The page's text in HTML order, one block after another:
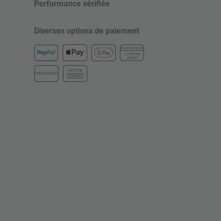
Performance vérifiée
Diverses options de paiement
CARTE DE
CRÉDIT
PRÉPAIEMENT
FACTURE